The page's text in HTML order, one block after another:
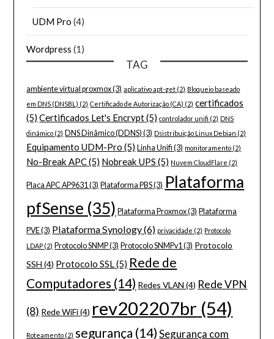
UDM Pro (4)
Wordpress (1)
TAG
ambiente virtual proxmox(3) aplicativo apt-get (2) Bloqueio baseado
em DNS (DNSBL) (2) Certificado de Autorização (CA) (2) certificados
(5) Certificados Let's Encrypt(5) controlador unifi (2) DNS
dinâmico (2) DNS Dinâmico (DDNS) (3) Dsistribuição Linux Debian (2)
Equipamento UDM-Pro (5) Linha Unifi (3) monitoramento (2)
No-Break APC(5) Nobreak UPS (5) Nuvem CloudFlare (2)
Placa APC AP9631 (3) Plataforma PBS(3) Plataforma
pfSense (35) Plataforma Proxmox(3) Plataforma
PVE(3) Plataforma Synology(6) privacidade (2) Protocolo
LDAP (2) Protocolo SNMP(3) Protocolo SNMPv1 (3) Protocolo
SSH (4) Protocolo SSL(5) Rede de
Computadores (14) Redes VLAN (4) Rede VPN
(8) Rede WiFi(4) rev202207br (54)
Roteamento (2) segurança (14) Segurança com